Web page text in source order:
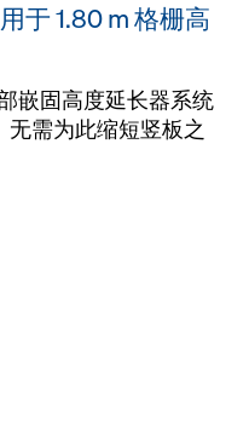
于 1.80 m 格栅高
嵌固高度延长器系统
无需为此缩短竖板之